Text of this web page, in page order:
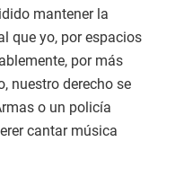
mantener la
que yo, por espacios
por más
nuestro derecho se
o un policía
cantar música